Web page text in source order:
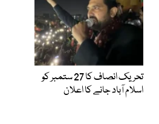
تحریک انصاف کا 27 ستمبر کو
اسلام آباد جانے کا اعلان